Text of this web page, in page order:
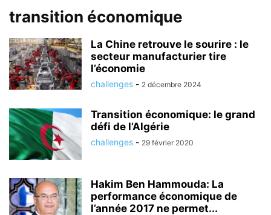
transition économique
La Chine retrouve le sourire : le
secteur manufacturier tire
l’économie
challenges - 2 décembre 2024
Transition économique: le grand
défi de l’Algérie
challenges - 29 février 2020
Hakim Ben Hammouda: La
performance économique de
l’année 2017 ne permet...